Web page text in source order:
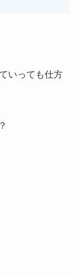
いっても仕方